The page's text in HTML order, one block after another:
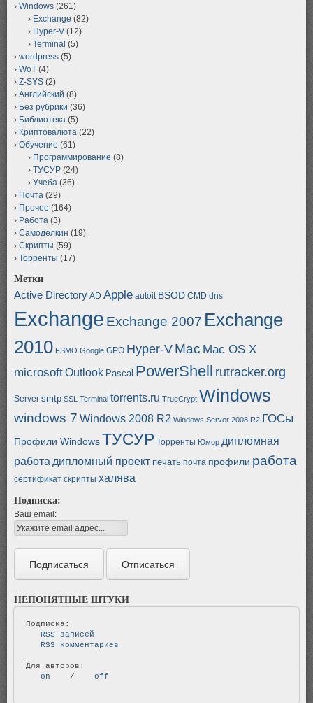
Windows (261)
Exchange (82)
Hyper-V (12)
Terminal (5)
wordpress (5)
WoT (4)
Z-SYS (2)
Английский (8)
Без рубрики (36)
Библиотека (5)
Криптовалюта (22)
Обучение (61)
Программирование (8)
ТУСУР (24)
Учеба (36)
Почта (29)
Прочее (164)
Работа (3)
Самоделкин (19)
Скрипты (59)
Торренты (17)
Метки
Active Directory AD Apple autoit BSOD CMD dns
Exchange Exchange 2007 Exchange
2010 FSMO Google GPO Hyper-V Mac Mac OS X
microsoftOutlook Pascal PowerShell rutracker.org
Server smtp SSL Terminal torrents.ru TrueCrypt Windows
windows 7 Windows 2008 R2 Windows Server 2008 R2 ГОСы
Профили WindowsТУСУР Торренты Юмор дипломная
работа дипломный проект печать почта профили работа
сертификат скрипты халява
Подписка:
Ваш email:
НЕПОНЯТНЫЕ ШТУКИ
   RSS записей
   RSS комментариев
   on
/
   off